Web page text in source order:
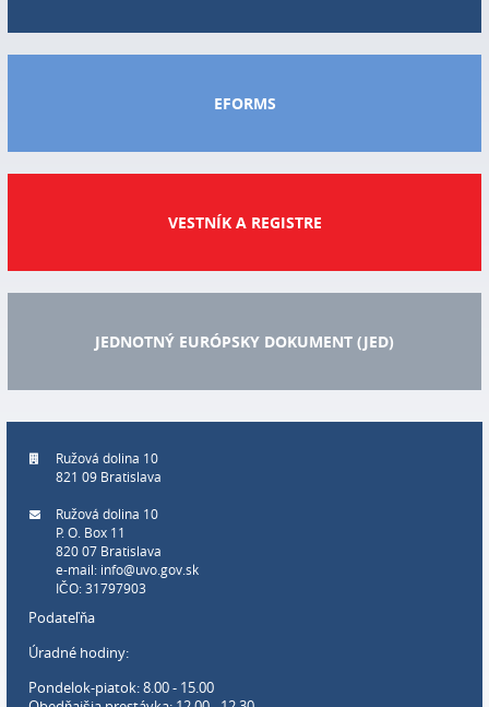
EFORMS
VESTNÍK A REGISTRE
JEDNOTNÝ EURÓPSKY DOKUMENT (JED)
Ružová dolina 10
821 09 Bratislava
Ružová dolina 10
P. O. Box 11
820 07 Bratislava
e-mail: info@uvo.gov.sk
IČO: 31797903
Podateľňa
Úradné hodiny:
Pondelok-piatok: 8.00 - 15.00